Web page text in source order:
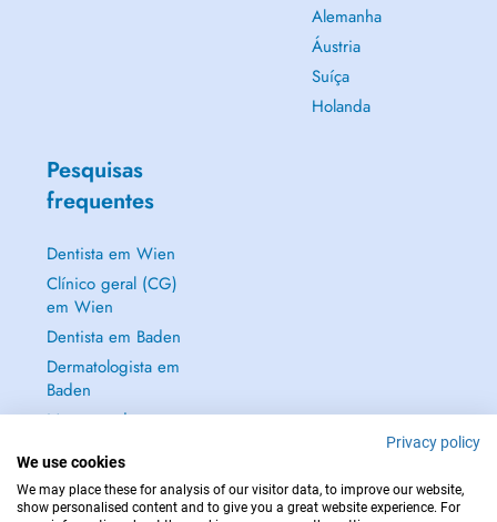
Alemanha
Áustria
Suíça
Holanda
Pesquisas
frequentes
Dentista em Wien
Clínico geral (CG)
em Wien
Dentista em Baden
Dermatologista em
Baden
Mostrar tudo →
Privacy policy
We use cookies
We may place these for analysis of our visitor data, to improve our website,
show personalised content and to give you a great website experience. For